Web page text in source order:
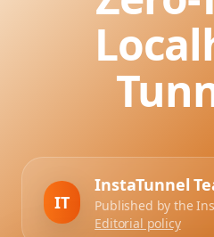
IT
InstaTunnel
Published by the
Editorial policy